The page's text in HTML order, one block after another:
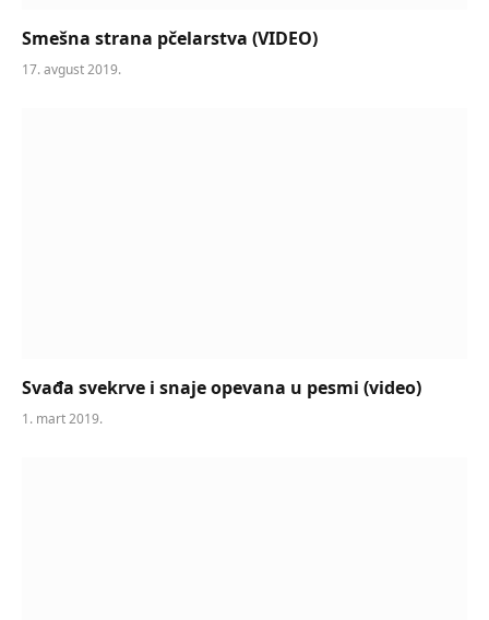
Smešna strana pčelarstva (VIDEO)
17. avgust 2019.
Svađa svekrve i snaje opevana u pesmi (video)
1. mart 2019.